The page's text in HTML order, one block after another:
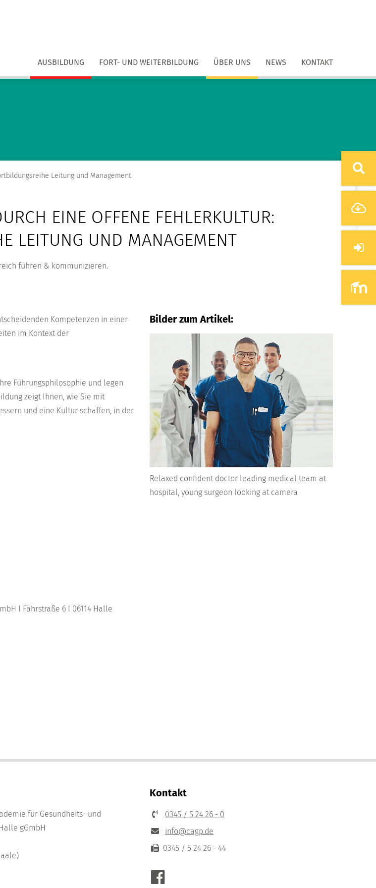
AUSBILDUNG FORT- UND WEITERBILDUNG ÜBER UNS NEWS KONTAKT
Leitung und Management
EINE OFFENE FEHLERKULTUR:
LEITUNG UND MANAGEMENT
führen & kommunizieren.
Kompetenzen in einer
im Kontext der
Führungsphilosophie und legen
zeigt Ihnen, wie Sie mit
und eine Kultur schaffen, in der
I Fährstraße 6 I 06114 Halle
Bilder zum Artikel:
Relaxed confident doctor leading medical team at
hospital, young surgeon looking at camera
für Gesundheits- und
gGmbH
Kontakt
0345 / 5 24 26 - 0
info@cagp.de
0345 / 5 24 26 - 44